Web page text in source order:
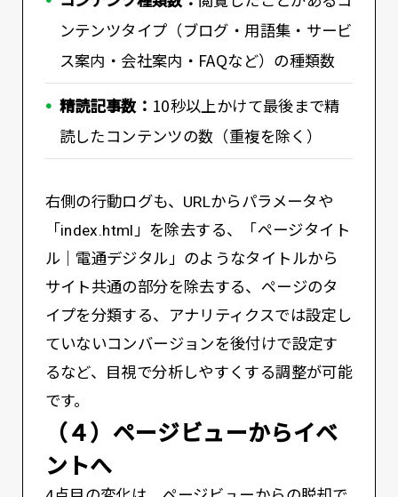
ンテンツタイプ（ブログ・用語集・サービ
ス案内・会社案内・FAQなど）の種類数
精読記事数： 10秒以上かけて最後まで精
読したコンテンツの数（重複を除く）
右側の行動ログも、URLからパラメータや
「index.html」を除去する、「ページタイト
ル｜電通デジタル」のようなタイトルから
サイト共通の部分を除去する、ページのタ
イプを分類する、アナリティクスでは設定し
ていないコンバージョンを後付けで設定す
るなど、目視で分析しやすくする調整が可能
です。
（４）ページビューからイベ
ントへ